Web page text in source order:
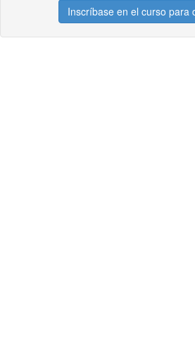
Inscríbase en el curso para